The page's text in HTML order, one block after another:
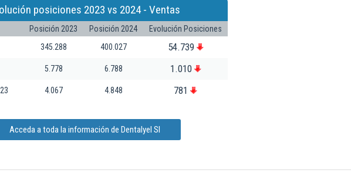
posiciones 2023 vs 2024 - Ventas
Posición 2023 Posición 2024
Evolución Posiciones
345.288 400.027 54.739
5.778 6.788 1.010
4.067 4.848 781
Acceda a toda la información de Dentalyel Sl